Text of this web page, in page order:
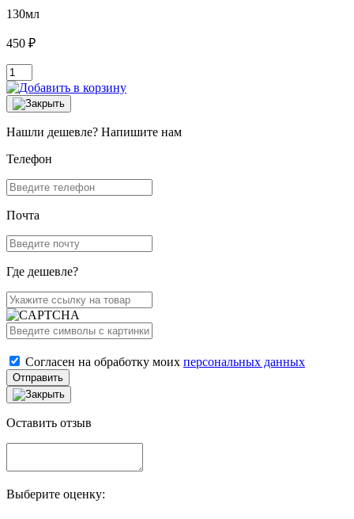
130мл
450 ₽
Нашли дешевле? Напишите нам
Телефон
Почта
Где дешевле?
Согласен на обработку моих персональных данных
Отправить
Оставить отзыв
Выберите оценку: